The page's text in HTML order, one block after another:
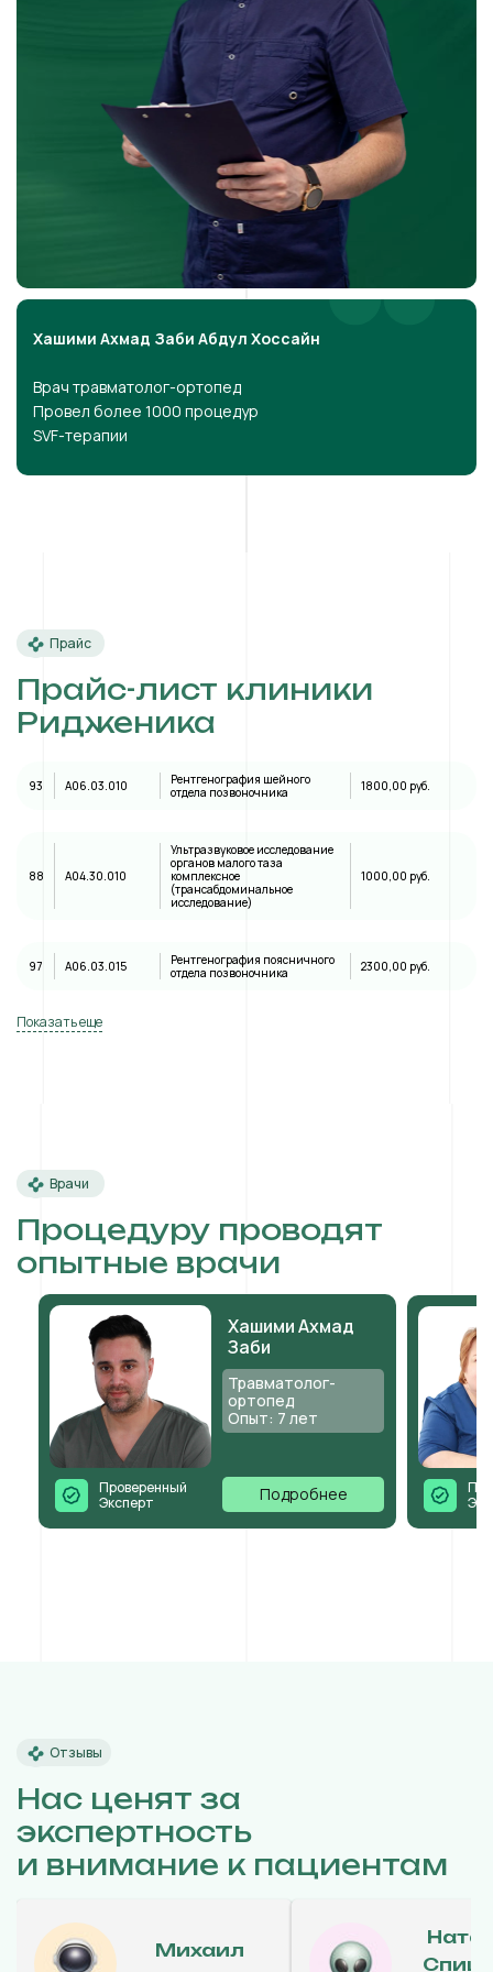
Хашими Ахмад Заби Абдул Хоссайн
Врач травматолог-ортопед
Провел более 1000 процедур
SVF-терапии
Прайс
Прайс-лист клиники
Ридженика
93 A06.03.010
Рентгенография шейного
отдела позвоночника
1800,00 руб.
88 А04.30.010
Ультразвуковое исследование
органов малого таза
комплексное
(трансабдоминальное
исследование)
1000,00 руб.
97 A06.03.015
Рентгенография поясничного
отдела позвоночника
2300,00 руб.
Показать еще
Врачи
Процедуру проводят
опытные врачи
Проверенный
Эксперт
Хашими Ахмад
Заби
Травматолог-
ортопед
Опыт: 7 лет
Подробнее
Отзывы
Нас ценят за
экспертность
и внимание к пациентам
Михаил